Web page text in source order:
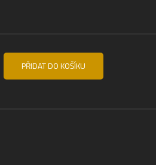
PŘIDAT DO KOŠÍKU